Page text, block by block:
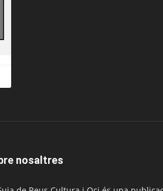
nosaltres